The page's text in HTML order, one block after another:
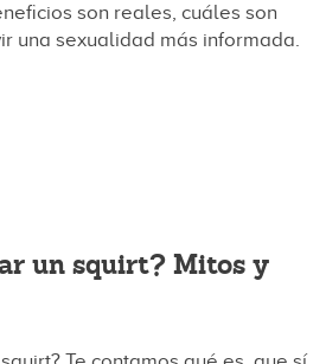
son reales, cuáles son
una sexualidad más informada.
un squirt? Mitos y